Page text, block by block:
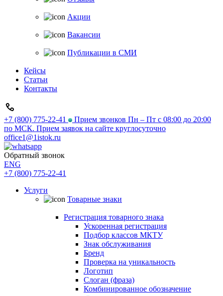
Акции
Вакансии
Публикации в СМИ
Кейсы
Статьи
Контакты
+7 (800) 775-22-41
Прием звонков Пн – Пт с 08:00 до 20:00
по МСК. Прием заявок на сайте круглосуточно
office1@1istok.ru
Обратный звонок
ENG
+7 (800) 775-22-41
Услуги
Товарные знаки
Регистрация товарного знака
Ускоренная регистрация
Подбор классов МКТУ
Знак обслуживания
Бренд
Проверка на уникальность
Логотип
Слоган (фраза)
Комбинированное обозначение